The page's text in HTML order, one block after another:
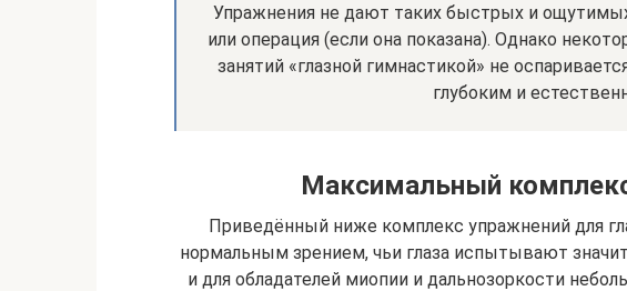
Упражнения не дают таких быстрых и
или операция (если она показана). Однако
занятий «глазной гимнастикой» не
глубоким и
Максимальный
Приведённый ниже комплекс упражнений для
нормальным зрением, чьи глаза испытывают
и для обладателей миопии и дальнозоркости